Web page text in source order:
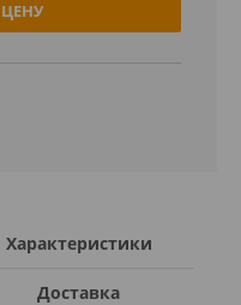
Характеристики
Доставка